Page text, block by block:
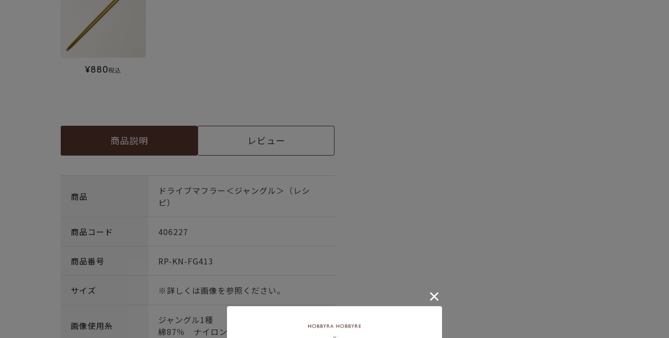
¥880税込
商品説明 レビュー
商品
ドライブマフラー＜ジャングル＞（レシ
ピ）
商品コード 406227
商品番号 RP-KN-FG413
サイズ ※詳しくは画像を参照ください。
画像使用糸
ジャングル1種
綿87％ ナイロン7％ ポリエステル6％